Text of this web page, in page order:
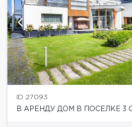
ID 27093
В АРЕНДУ ДОМ В ПОСЕЛКЕ 3